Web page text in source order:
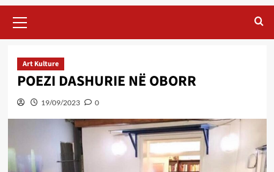
Menu
Art Kulture
POEZI DASHURIE NË OBORR
19/09/2023 0